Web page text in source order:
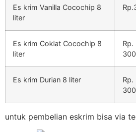
Es krim Vanilla Cocochip 8
liter
Es krim Coklat Cocochip 8
liter
Rp.
Es krim Durian 8 liter
Rp.
untuk pembelian eskrim bisa via